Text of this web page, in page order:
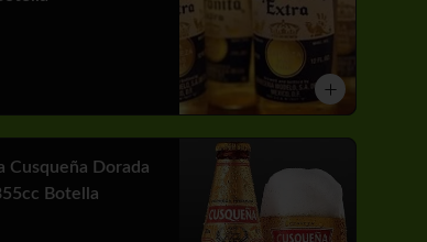
Cusqueña Dorada
Botella